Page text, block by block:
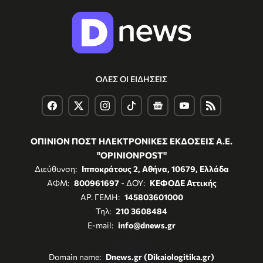
ΟΛΕΣ ΟΙ ΕΙΔΗΣΕΙΣ
ΟΠΙΝΙΟΝ ΠΟΣΤ ΗΛΕΚΤΡΟΝΙΚΕΣ ΕΚΔΟΣΕΙΣ Α.Ε.
"OPINIONPOST"
Διεύθυνση: Ιπποκράτους 2, Αθήνα, 10679, Ελλάδα
ΑΦΜ: 800961697- ΔΟΥ: ΚΕΦΟΔΕ Αττικής
ΑΡ. ΓΕΜΗ: 145803601000
Τηλ: 210 3608484
E-mail: info@dnews.gr
Domain name: Dnews.gr (Dikaiologitika.gr)